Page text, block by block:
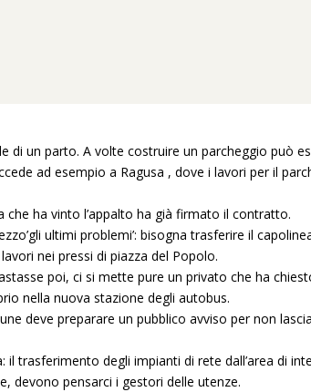
di un parto. A volte costruire un parcheggio può
ad esempio a Ragusa , dove i lavori per il
che ha vinto l’appalto ha già firmato il contratto.
ultimi problemi’: bisogna trasferire il
nei pressi di piazza del Popolo.
poi, ci si mette pure un privato che ha
nella nuova stazione degli autobus.
deve preparare un pubblico avviso per non
il trasferimento degli impianti di rete dall’area di
devono pensarci i gestori delle utenze.